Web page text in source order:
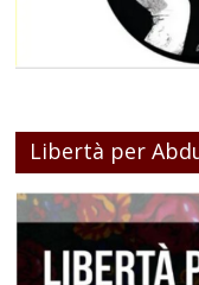
Libertà per